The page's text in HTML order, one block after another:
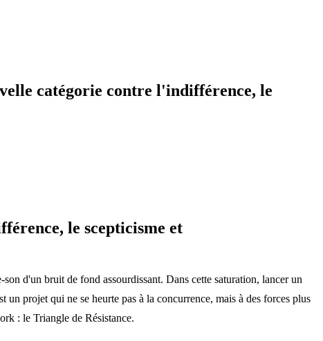
catégorie contre l'indifférence, le
le scepticisme et
d'un bruit de fond assourdissant. Dans cette saturation, lancer un
projet qui ne se heurte pas à la concurrence, mais à des forces plus
: le Triangle de Résistance.